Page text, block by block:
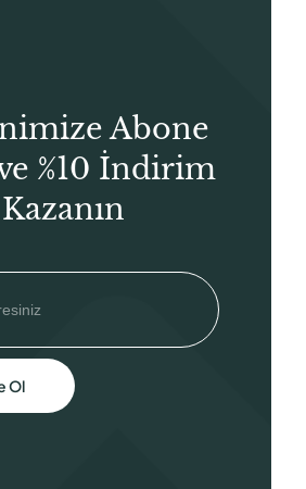
Abone
%10 İndirim
Kazanın
Ol